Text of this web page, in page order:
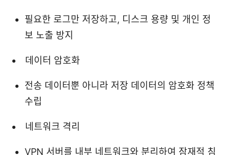
필요한 로그만 저장하고, 디스크 용량 및 개인 정
보 노출 방지
데이터 암호화
전송 데이터뿐 아니라 저장 데이터의 암호화 정책
수립
네트워크 격리
VPN 서버를 내부 네트워크와 분리하여 잠재적 침